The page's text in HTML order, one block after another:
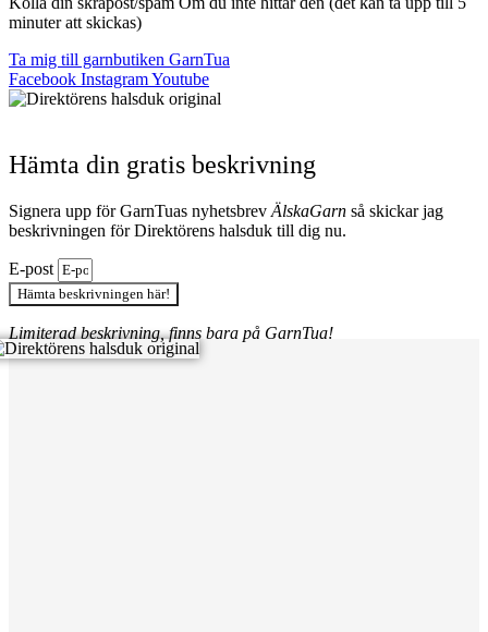
minuter att skickas)
Ta mig till garnbutiken GarnTua
Facebook InstagramYoutube
Hämta din gratis beskrivning
Signera upp för GarnTuas nyhetsbrev ÄlskaGarn så skickar jag
beskrivningen för Direktörens halsduk till dig nu.
E-post
Hämta beskrivningen här!
Limiterad beskrivning, finns bara på GarnTua!